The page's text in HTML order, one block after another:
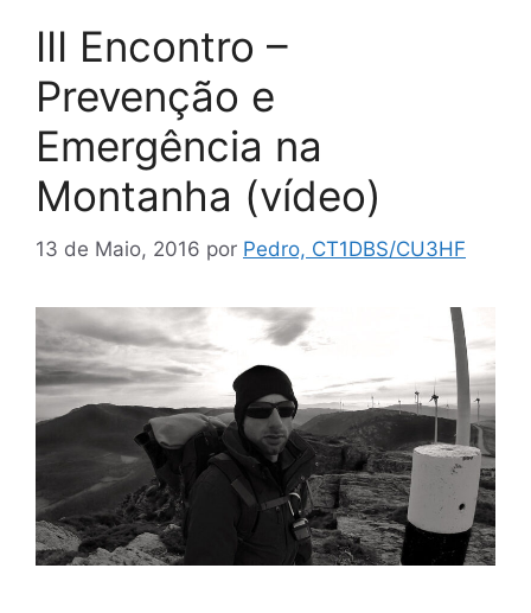
III Encontro –
Prevenção e
Emergência na
Montanha (vídeo)
13 de Maio, 2016 por Pedro, CT1DBS/CU3HF